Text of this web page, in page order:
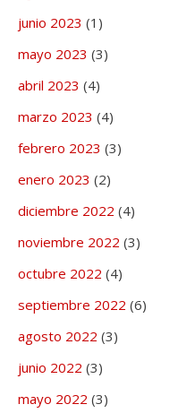
junio 2023 (1)
mayo 2023 (3)
abril 2023 (4)
marzo 2023 (4)
febrero 2023 (3)
enero 2023 (2)
diciembre 2022 (4)
noviembre 2022 (3)
octubre 2022 (4)
septiembre 2022 (6)
agosto 2022 (3)
junio 2022 (3)
mayo 2022 (3)